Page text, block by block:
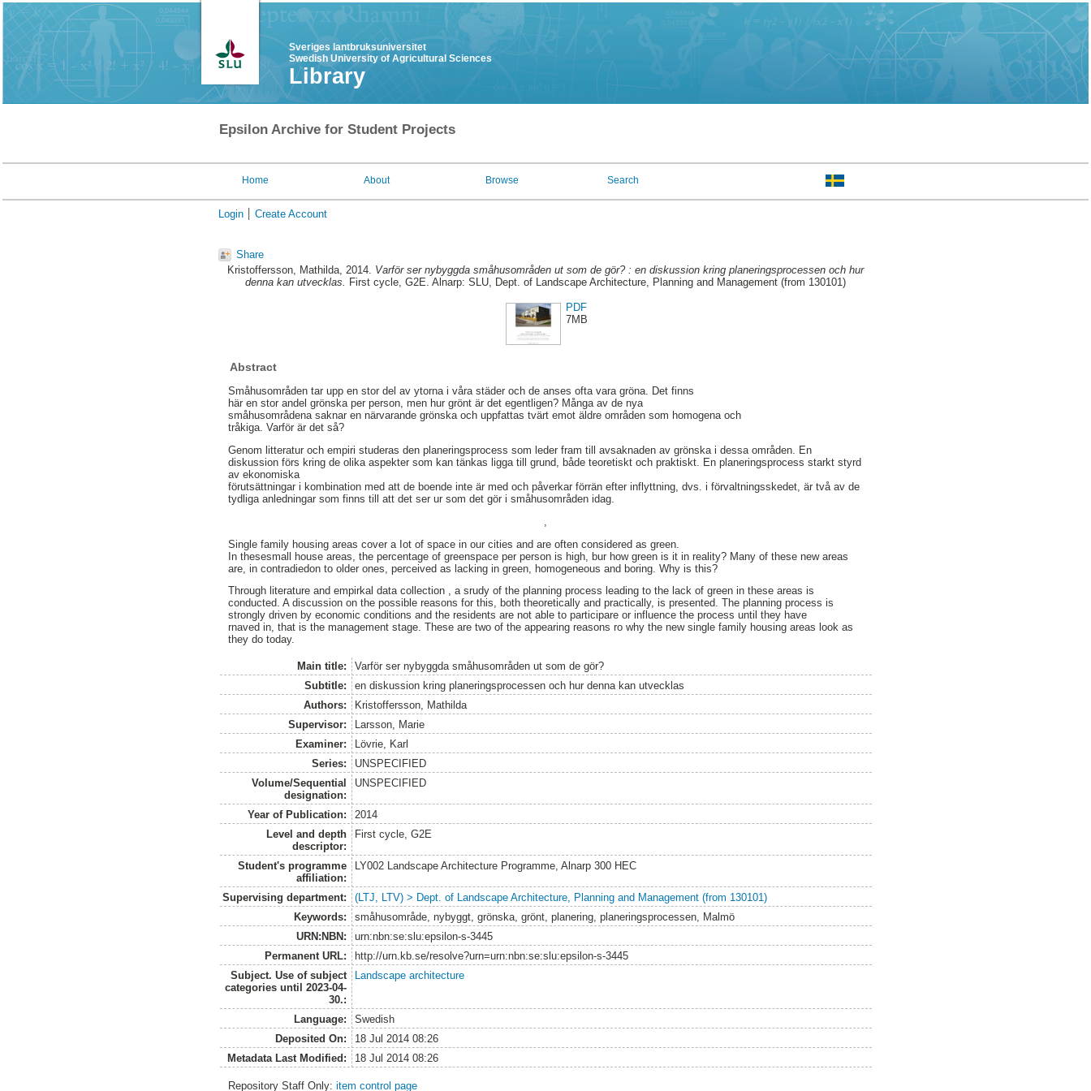
Sveriges lantbruksuniversitet
Swedish University of Agricultural Sciences
Library
Epsilon Archive for Student Projects
Home About Browse Search
Login Create Account
Share
Kristoffersson, Mathilda, 2014. Varför ser nybyggda småhusområden ut som de gör? : en diskussion kring planeringsprocessen och hur
denna kan utvecklas. First cycle, G2E. Alnarp: SLU, Dept. of Landscape Architecture, Planning and Management (from 130101)
PDF
7MB
Abstract
Småhusområden tar upp en stor del av ytorna i våra städer och de anses ofta vara gröna. Det finns
här en stor andel grönska per person, men hur grönt är det egentligen? Många av de nya
småhusområdena saknar en närvarande grönska och uppfattas tvärt emot äldre områden som homogena och
tråkiga. Varför är det så?
Genom litteratur och empiri studeras den planeringsprocess som leder fram till avsaknaden av grönska i dessa områden. En
diskussion förs kring de olika aspekter som kan tänkas ligga till grund, både teoretiskt och praktiskt. En planeringsprocess starkt styrd
av ekonomiska
förutsättningar i kombination med att de boende inte är med och påverkar förrän efter inflyttning, dvs. i förvaltningsskedet, är två av de
tydliga anledningar som finns till att det ser ur som det gör i småhusområden idag.
Single family housing areas cover a Iot of space in our cities and are often considered as green.
In thesesmall house areas, the percentage of greenspace per person is high, bur how green is it in reality? Many of these new areas
are, in contradiedon to older ones, perceived as lacking in green, homogeneous and boring. Why is this?
Through literature and empirkal data collection , a srudy of the planning process leading to the lack of green in these areas is
conducted. A discussion on the possible reasons for this, both theoretically and practically, is presented. The planning process is
strongly driven by economic conditions and the residents are not able to participare or influence the process until they have
rnaved in, that is the management stage. These are two of the appearing reasons ro why the new single family housing areas look as
they do today.
Main title:
Varför ser nybyggda småhusområden ut som de gör?
Subtitle:
en diskussion kring planeringsprocessen och hur denna kan utvecklas
Authors:
Kristoffersson, Mathilda
Supervisor:
Larsson, Marie
Examiner:
Lövrie, Karl
Series:
UNSPECIFIED
Volume/Sequential
designation:
UNSPECIFIED
Year of Publication:
2014
Level and depth
descriptor:
First cycle, G2E
Student's programme
affiliation:
LY002 Landscape Architecture Programme, Alnarp 300 HEC
Supervising department:
(LTJ, LTV) > Dept. of Landscape Architecture, Planning and Management (from 130101)
Keywords:
småhusområde, nybyggt, grönska, grönt, planering, planeringsprocessen, Malmö
URN:NBN:
urn:nbn:se:slu:epsilon-s-3445
Permanent URL:
http://urn.kb.se/resolve?urn=urn:nbn:se:slu:epsilon-s-3445
Subject. Use of subject
categories until 2023-04-
30.:
Landscape architecture
Language:
Swedish
Deposited On:
18 Jul 2014 08:26
Metadata Last Modified:
18 Jul 2014 08:26
Repository Staff Only:item control page